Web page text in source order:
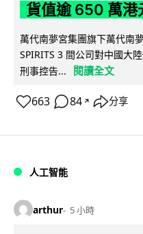
貨值逾 650 萬港
萬代南夢宮集團旗下萬代南
SPIRITS 3 間公司對中國大
刑事控告...
閱讀全文
663 84 ↗ 分享
人工智能
arthur 5 小時